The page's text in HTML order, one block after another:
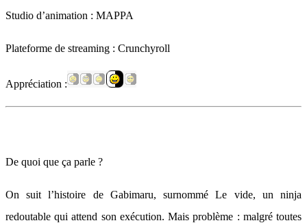
Studio d’animation : MAPPA
Plateforme de streaming : Crunchyroll
Appréciation :
De quoi que ça parle ?
On suit l’histoire de Gabimaru, surnommé Le vide, un ninja
redoutable qui attend son exécution. Mais problème : malgré toutes